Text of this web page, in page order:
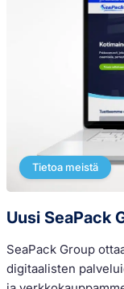
Tietoa meistä
Uusi SeaPack
SeaPack Group
digitaalisten